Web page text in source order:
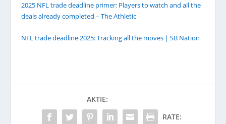
2025 NFL trade deadline primer: Players to watch and all the
deals already completed – The Athletic
NFL trade deadline 2025: Tracking all the moves | SB Nation
AKTIE:
RATE: